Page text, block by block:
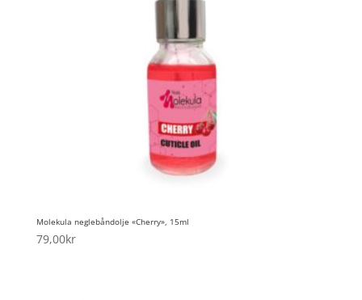
Molekula neglebåndolje «Cherry», 15ml
79,00kr